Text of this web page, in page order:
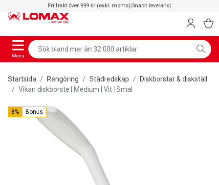
Fri frakt över 999 kr (exkl. moms)|Snabb leverans|
Menu
Startsida Rengöring Städredskap
Diskborstar & diskställ
Vikan diskborste | Medium | Vit | Smal
8% Bonus